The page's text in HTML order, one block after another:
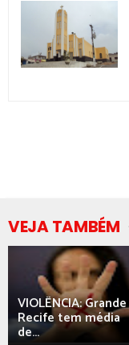
VEJA TAMBÉM
VIOLÊNCIA: Grande
Recife tem média
de...